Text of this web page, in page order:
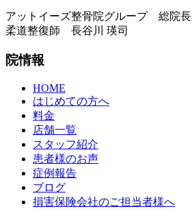
アットイーズ整骨院グループ 総院長
柔道整復師 長谷川 瑛司
院情報
HOME
はじめての方へ
料金
店舗一覧
スタッフ紹介
患者様のお声
症例報告
ブログ
損害保険会社のご担当者様へ